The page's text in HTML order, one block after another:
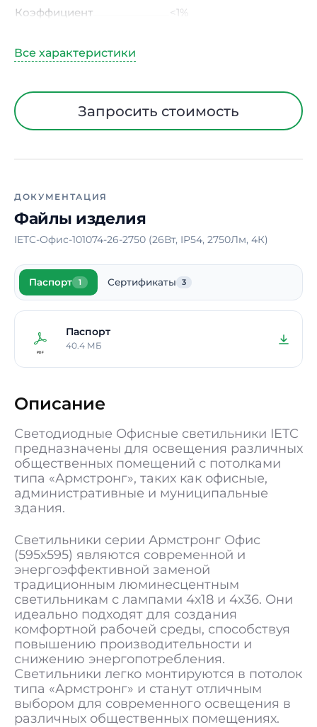
Коэффициент
<1%
Индекс цветопередачи
Тип кривой силы света
Д (косинусная)
Угол рассеивания
120ᵒ
Материал корпуса
питания
Время работы в
аварийном режиме
Способ монтажа
Накладной /
Длина
Высота / Глубина
Масса
2,8 кг
В реестре
Минпромторга
Да
Гарантия 5 лет
Запросить стоимость
ДОКУМЕНТАЦИЯ
Файлы изделия
IETC-Офис-101074-26-2750 (26Вт, IP54, 2750Лм, 4К)
Паспорт 1 Сертификаты 3
Паспорт
40.4 МБ
Описание
Светодиодные Офисные светильники IETC
предназначены для освещения различных
общественных помещений с потолками
типа «Армстронг», таких как офисные,
административные и муниципальные
здания.
Светильники серии Армстронг Офис
(595х595) являются современной и
энергоэффективной заменой
традиционным люминесцентным
светильникам с лампами 4х18 и 4х36. Они
идеально подходят для создания
комфортной рабочей среды, способствуя
повышению производительности и
снижению энергопотребления.
Светильники легко монтируются в потолок
типа «Армстронг» и станут отличным
выбором для современного освещения в
различных общественных помещениях.